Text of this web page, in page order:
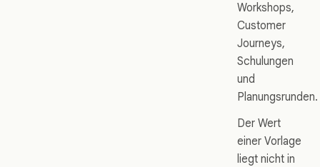
Workshops,
Customer
Journeys,
Schulungen
und
Planungsrunden.
Der Wert
einer Vorlage
liegt nicht in